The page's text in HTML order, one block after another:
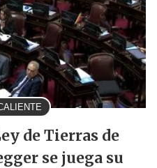
de Tierras de
se juega su